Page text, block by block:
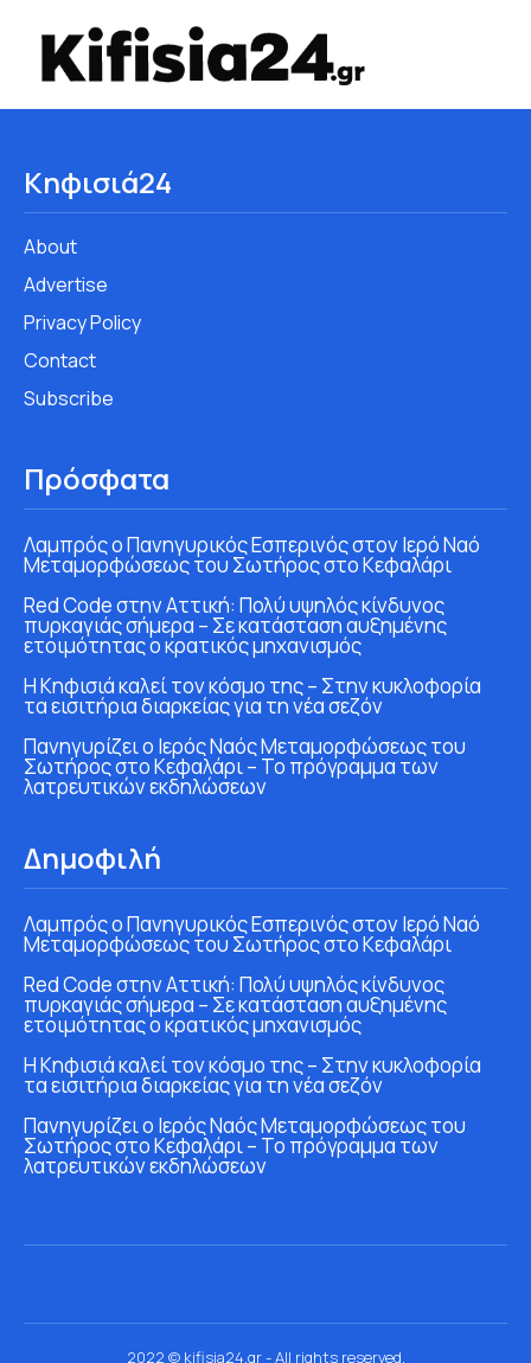
Κηφισιά24
About
Advertise
Privacy Policy
Contact
Subscribe
Πρόσφατα
Λαμπρός ο Πανηγυρικός Εσπερινός στον Ιερό Ναό
Μεταμορφώσεως του Σωτήρος στο Κεφαλάρι
Red Code στην Αττική: Πολύ υψηλός κίνδυνος
πυρκαγιάς σήμερα – Σε κατάσταση αυξημένης
ετοιμότητας ο κρατικός μηχανισμός
Η Κηφισιά καλεί τον κόσμο της – Στην κυκλοφορία
τα εισιτήρια διαρκείας για τη νέα σεζόν
Πανηγυρίζει ο Ιερός Ναός Μεταμορφώσεως του
Σωτήρος στο Κεφαλάρι – Το πρόγραμμα των
λατρευτικών εκδηλώσεων
Δημοφιλή
Λαμπρός ο Πανηγυρικός Εσπερινός στον Ιερό Ναό
Μεταμορφώσεως του Σωτήρος στο Κεφαλάρι
Red Code στην Αττική: Πολύ υψηλός κίνδυνος
πυρκαγιάς σήμερα – Σε κατάσταση αυξημένης
ετοιμότητας ο κρατικός μηχανισμός
Η Κηφισιά καλεί τον κόσμο της – Στην κυκλοφορία
τα εισιτήρια διαρκείας για τη νέα σεζόν
Πανηγυρίζει ο Ιερός Ναός Μεταμορφώσεως του
Σωτήρος στο Κεφαλάρι – Το πρόγραμμα των
λατρευτικών εκδηλώσεων
2022 © kifisia24.gr - All rights reserved.